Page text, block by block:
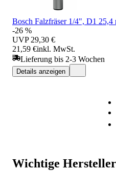
Bosch Falzfräser 1/4", D1
-26 %
UVP 29,30 €
21,59 €inkl. MwSt.
Lieferung bis 2-3 Wochen
Details anzeigen
Wichtige